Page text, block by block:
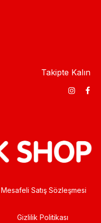
Takipte Kalın
Mesafeli Satış Sözleşmesi
Gizlilik Politikası